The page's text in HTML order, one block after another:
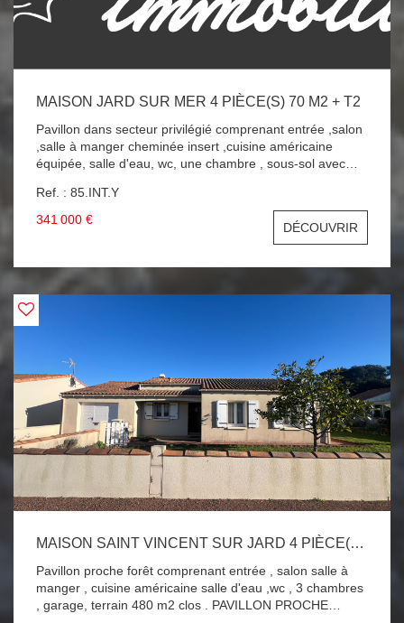
MAISON JARD SUR MER 4 PIÈCE(S) 70 M2 + T2
Pavillon dans secteur privilégié comprenant entrée ,salon
,salle à manger cheminée insert ,cuisine américaine
équipée, salle d'eau, wc, une chambre , sous-sol avec
chambre ,sdd+wc , terrain de 665 m2 . A 100 M DE LA
PLAGE ! A SAISIR !!!
Ref. : 85.INT.Y
341 000 €
DÉCOUVRIR
MAISON SAINT VINCENT SUR JARD 4 PIÈCE(S) 78 M2
Pavillon proche forêt comprenant entrée , salon salle à
manger , cuisine américaine salle d'eau ,wc , 3 chambres
, garage, terrain 480 m2 clos . PAVILLON PROCHE